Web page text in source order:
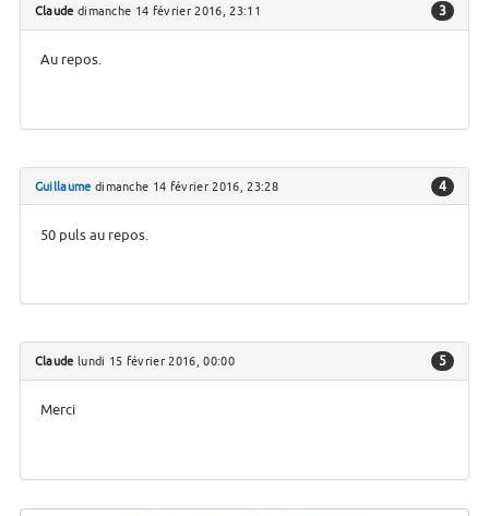
Claude dimanche 14 février 2016, 23:11 3
Au repos.
Guillaume dimanche 14 février 2016, 23:28 4
50 puls au repos.
Claude lundi 15 février 2016, 00:00 5
Merci